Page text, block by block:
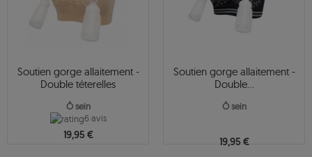
Soutien gorge allaitement -
Double téterelles
Ô sein
6 avis
19,95 €
Soutien gorge allaitement -
Double...
Ô sein
19,95 €